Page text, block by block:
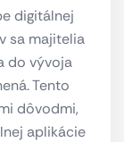
digitálnej
sa majitelia
do vývoja
Tento
dôvodmi,
aplikácie